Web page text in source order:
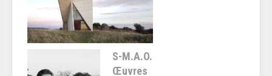
S-M.A.O.
Œuvres